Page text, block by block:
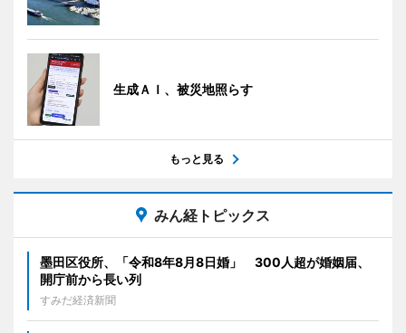
生成ＡＩ、被災地照らす
もっと見る
みん経トピックス
墨田区役所、「令和8年8月8日婚」 300人超が婚姻届、
開庁前から長い列
すみだ経済新聞